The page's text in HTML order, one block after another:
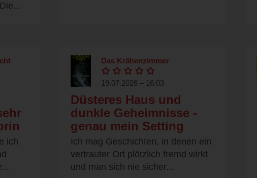
ich
Das Krähenzimmer
19.07.2026 – 16:03
Düsteres Haus und
dunkle Geheimnisse -
genau mein Setting
Ich mag Geschichten, in denen ein
vertrauter Ort plötzlich fremd wirkt
und man sich nie sicher...